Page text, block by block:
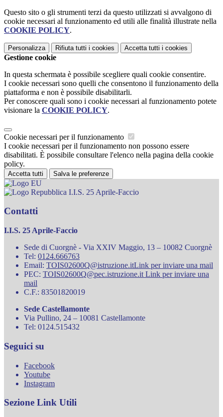
Questo sito o gli strumenti terzi da questo utilizzati si avvalgono di
cookie necessari al funzionamento ed utili alle finalità illustrate nella
COOKIE POLICY.
Personalizza Rifiuta tutti i cookies Accetta tutti i cookies
Gestione cookie
In questa schermata è possibile scegliere quali cookie consentire.
I cookie necessari sono quelli che consentono il funzionamento della
piattaforma e non è possibile disabilitarli.
Per conoscere quali sono i cookie necessari al funzionamento potete
visionare la COOKIE POLICY.
Cookie necessari per il funzionamento
I cookie necessari per il funzionamento non possono essere
disabilitati. È possibile consultare l'elenco nella pagina della cookie
policy.
Accetta tutti Salva le preferenze
I.I.S. 25 Aprile-Faccio
Contatti
I.I.S. 25 Aprile-Faccio
Sede di Cuorgnè - Via XXIV Maggio, 13 – 10082 Cuorgnè
Tel: 0124.666763
Email: TOIS02600Q@istruzione.itLink per inviare una mail
PEC: TOIS02600Q@pec.istruzione.it Link per inviare una
mail
C.F.: 83501820019
Sede Castellamonte
Via Pullino, 24 – 10081 Castellamonte
Tel: 0124.515432
Seguici su
Facebook
Youtube
Instagram
Sezione Link Utili